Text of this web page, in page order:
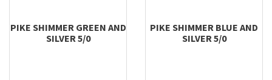
PIKE SHIMMER GREEN AND
SILVER 5/0
PIKE SHIMMER BLUE AND
SILVER 5/0